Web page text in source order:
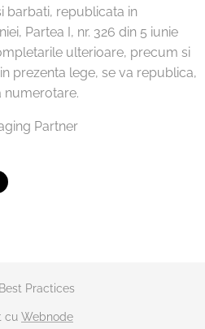
barbati, republicata in
Partea I, nr. 326 din 5 iunie
ulterioare, precum si
prezenta lege, se va republica,
numerotare.
Partner
Practices
cu Webnode